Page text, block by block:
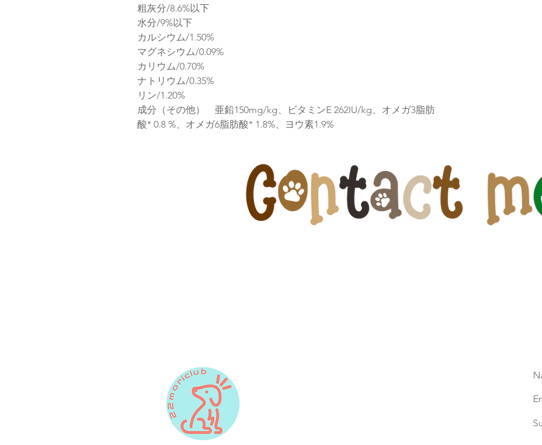
粗灰分/8.6%以下
水分/9%以下
カルシウム/1.50%
マグネシウム/0.09%
カリウム/0.70%
ナトリウム/0.35%
リン/1.20%
成分（その他） 亜鉛150mg/kg、ビタミンE 262IU/kg、オメガ3脂肪
酸* 0.8 %、オメガ6脂肪酸* 1.8%、ヨウ素1.9%